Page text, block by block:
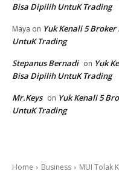
Bisa Dipilih UntuK Trading
Maya on Yuk Kenali 5
UntuK Trading
Stepanus Bernadi on Yuk
Bisa Dipilih UntuK Trading
Mr.Keys on Yuk Kenali 5
UntuK Trading